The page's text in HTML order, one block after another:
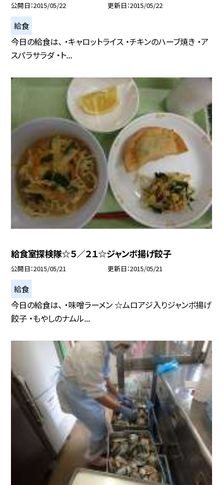
公開日 2015/05/22 更新日 2015/05/22
給食
今日の給食は、 ・キャロットライス ・チキンのハーブ焼き ・ア
スパラサラダ ・ト...
給食室探検隊☆５／２１☆ジャンボ揚げ餃子
公開日 2015/05/21 更新日 2015/05/21
給食
今日の給食は、 ・味噌ラーメン ☆ムロアジ入りジャンボ揚げ
餃子 ・もやしのナムル...